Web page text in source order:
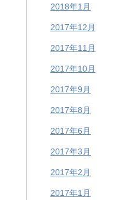
2018年1月
2017年12月
2017年11月
2017年10月
2017年9月
2017年8月
2017年6月
2017年3月
2017年2月
2017年1月